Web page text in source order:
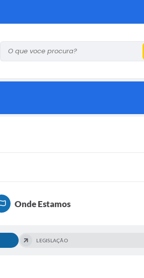
Onde Estamos
LEGISLAÇÃO